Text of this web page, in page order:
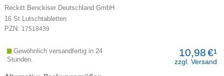
Reckitt Benckiser Deutschland GmbH
16 St Lutschtabletten
PZN: 17518439
10,98€¹
zzgl. Versand
Gewöhnlich versandfertig in 24
Stunden.